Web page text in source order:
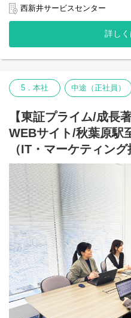
が多くある点や、事業立ち上げ
できる点が魅力です。
・自らの査定業務や査定補助業
ッフへ実施するなど教育面の業
挑戦や任せていく風土がある
・アウトプットする機会も多く
げていくことができます。
の商品を取り扱っており、様々
んでいくことができます。
・職場環境は、ワーク・ライフ
ける環境を目指し整えています
それにあたり、トレファク引越
のキャリアを築いてほしいと考
ただの引越見積担当者でなく、
る担当者になります。
も増やすことが出来るかと思い
※トレファク引越については下
https://www.tfhikkoshi.com/
【職務詳細】
・お客様から届くLINEやお電
グや見積作成を行います。※テ
め、初めての方でも覚えやすい
・見積内容についての質問や、
談に丁寧に対応します。無理な
・作成した見積内容を社内シス
作業もお願いします。PCの基
す。
・必要に応じて、社内部署や引
す。難しい調整業務ではなく、
す。
・LINEの返信管理や、お客様情
務もお任せします。
・その他、周辺のサポート業務"
西新井サービスセンター
詳し
5．本社 中途（正社員）
【東証プライム/成長
WEBサイト/秋葉原駅
（IT・マーケティング